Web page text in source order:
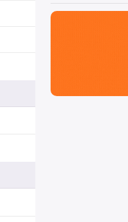
São Paulo,